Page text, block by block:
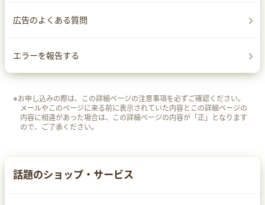
広告のよくある質問
エラーを報告する
※お申し込みの際は、この詳細ページの注意事項を必ずご確認ください。
メールやこのページに来る前に表示されていた内容とこの詳細ページの
内容に相違があった場合は、この詳細ページの内容が「正」となります
ので、ご了承ください。
話題のショップ・サービス